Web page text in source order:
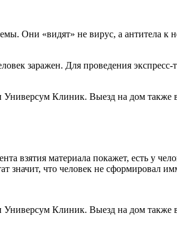
Они «видят» не вирус, а антитела
заражен. Для проведения экспресс-
Универсум Клиник. Выезд на дом также
взятия материала покажет, есть у
значит, что человек не сформировал
Универсум Клиник. Выезд на дом также